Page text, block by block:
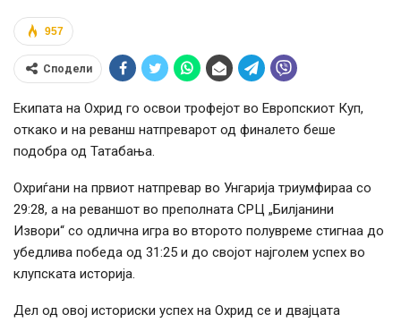
957
Сподели
Екипата на Охрид го освои трофејот во Европскиот Куп,
откако и на реванш натпреварот од финалето беше
подобра од Татабања.
Охриѓани на првиот натпревар во Унгарија триумфираа со
29:28, а на реваншот во преполната СРЦ „Билјанини
Извори“ со одлична игра во второто полувреме стигнаа до
убедлива победа од 31:25 и до својот најголем успех во
клупската историја.
Дел од овој историски успех на Охрид се и двајцата